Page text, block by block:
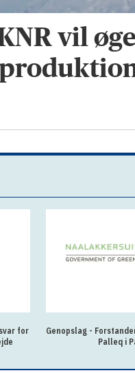
vil
for
Genopslag -
Palleq i